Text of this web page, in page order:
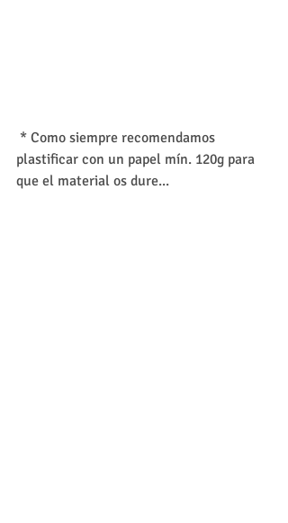
plastificar con un papel mín. 120g para
que el material os dure...